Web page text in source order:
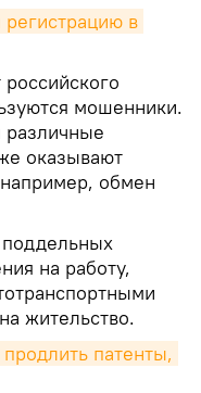
регистрацию в
мошенники.
оказывают
обмен
на работу,
жительство.
патенты,